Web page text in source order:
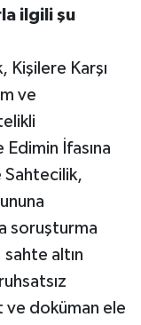
ilgili şu
Kişilere Karşı
ve
Edimin İfasına
Sahtecilik,
soruşturma
altın
ve doküman ele